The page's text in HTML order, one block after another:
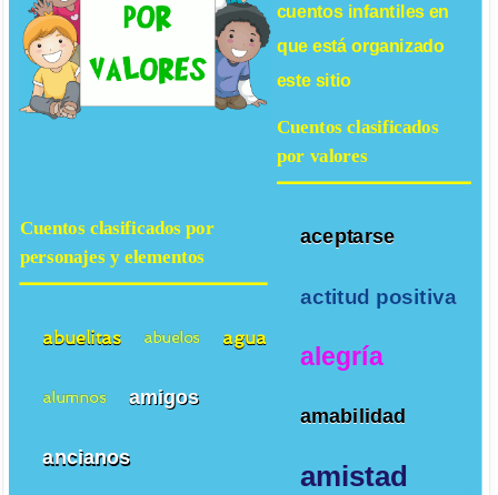
cuentos infantilesen
que está organizado
este sitio
Cuentos clasificados
por valores
aceptarse
actitud positiva
alegría
amabilidad
amistad
Cuentos clasificados por
personajes y elementos
abuelitas abuelos agua
alumnos amigos
ancianos